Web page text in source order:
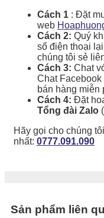
Cách 1 : Đặt
web
Cách 2: Quý
số điện thoại
chúng tôi sẻ
Cách 3: Chat
Chat
bán hàng miễn
Cách 4: Đặt
Tổng đài Zalo
Hãy gọi cho chúng
nhất: 0777.091.090
Sản phẩm liên